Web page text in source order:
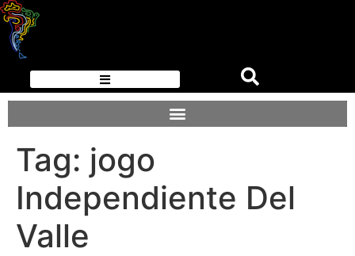
Tag: jogo
Independiente Del
Valle